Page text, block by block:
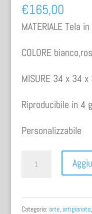
€165,00
MATERIALE Tela
COLORE
MISURE 34 x 34
Riproducibile in 4
Personalizzabile
QUADRO/ARAZZO
quantità
Categorie: arte, artigianato,